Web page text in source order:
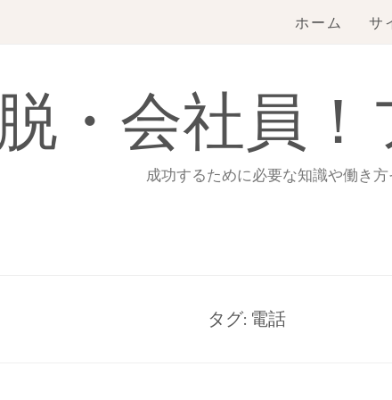
ホーム サ
脱・会社員
成功するために必要な知識や働き
タグ: 電話